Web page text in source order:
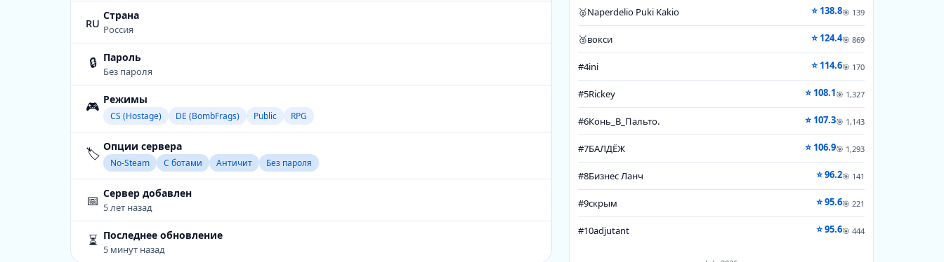
ru Страна
Россия
🔒 Пароль
Без пароля
🎮 Режимы
CS (Hostage) DE (BombFrags) Public RPG
🏷️ Опции сервера
No-Steam С ботами Античит Без пароля
📅 Сервер добавлен
5 лет назад
⏳ Последнее обновление
5 минут назад
🥈Naperdelio Puki Kakio ⭐ 138.8🎯 139
🥉вокси ⭐ 124.4🎯 869
#4ini ⭐ 114.6🎯 170
#5Rickey ⭐ 108.1🎯 1,327
#6Конь_В_Пальто. ⭐ 107.3🎯 1,143
#7БАЛДЁЖ ⭐ 106.9🎯 1,293
#8Бизнес Ланч ⭐ 96.2🎯 141
#9скрым ⭐ 95.6🎯 221
#10adjutant ⭐ 95.6🎯 444